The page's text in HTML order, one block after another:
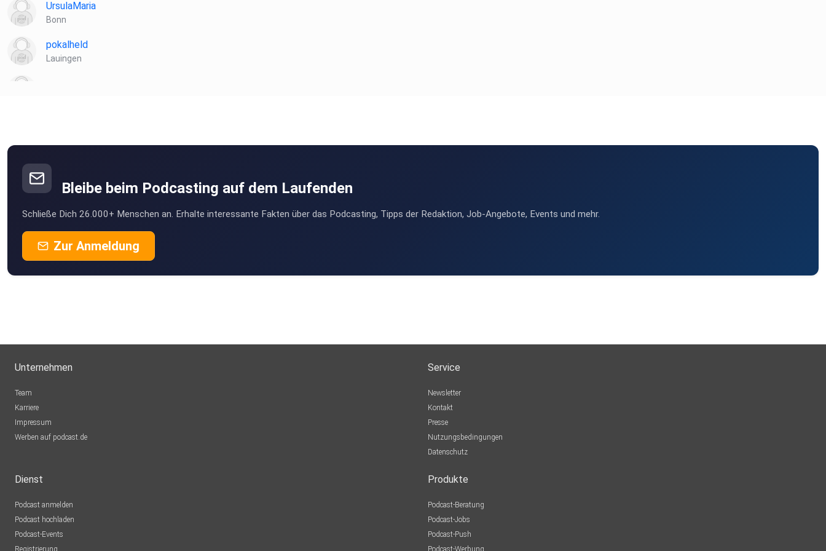
UrsulaMaria
Bonn
pokalheld
Lauingen
Muellmatz
Fernwald
VasDroz
Medebach
Bleibe beim Podcasting auf dem Laufenden
Schließe Dich 26.000+ Menschen an. Erhalte interessante Fakten über das Podcasting, Tipps der Redaktion, Job-Angebote, Events und mehr.
Zur Anmeldung
Unternehmen
Team
Karriere
Impressum
Werben auf podcast.de
Service
Newsletter
Kontakt
Presse
Nutzungsbedingungen
Datenschutz
Dienst
Podcast anmelden
Podcast hochladen
Podcast-Events
Registrierung
Produkte
Podcast-Beratung
Podcast-Jobs
Podcast-Push
Podcast-Werbung